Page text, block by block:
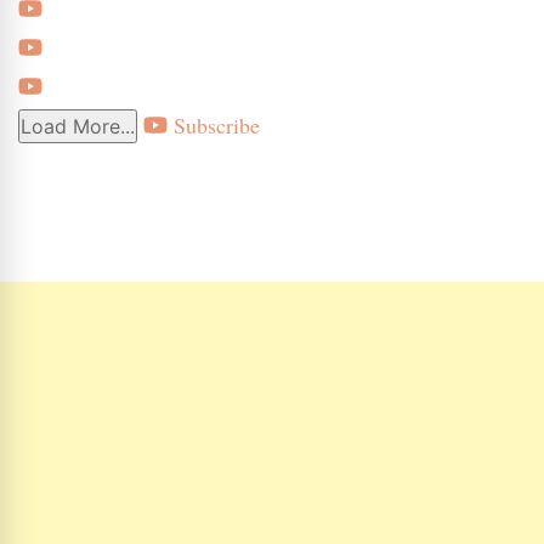
Load More... Subscribe